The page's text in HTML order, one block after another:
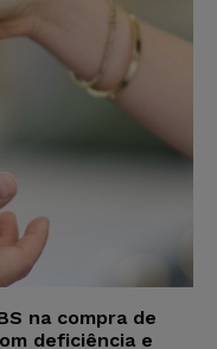
na compra de
deficiência e